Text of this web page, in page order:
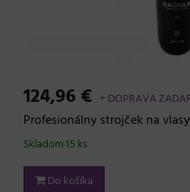
124,96 € + DOPRAVA
Profesionálny strojček na
Skladom 15 ks
Do košíka